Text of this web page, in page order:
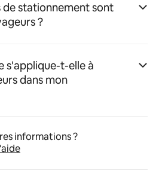
de stationnement sont
?
s'applique-t-elle à
dans mon
informations ?